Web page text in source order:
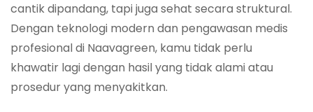
cantik dipandang, tapi juga sehat secara struktural.
Dengan teknologi modern dan pengawasan medis
profesional di Naavagreen, kamu tidak perlu
khawatir lagi dengan hasil yang tidak alami atau
prosedur yang menyakitkan.